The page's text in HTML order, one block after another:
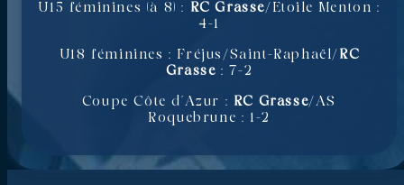
U15 féminines (à 8) : RC Grasse/Etoile Menton :
4-1
U18 féminines : Fréjus/Saint-Raphaël/ RC
Grasse : 7-2
Coupe Côte d’Azur : RC Grasse/AS
Roquebrune : 1-2